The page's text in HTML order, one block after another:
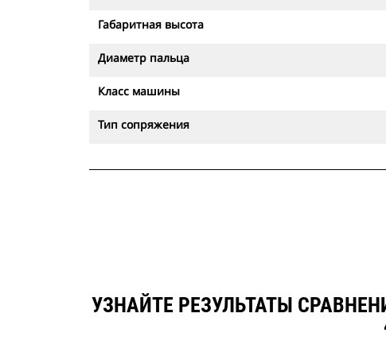
Габаритная высота
Диаметр пальца
Класс машины
Тип сопряжения
УЗНАЙТЕ РЕЗУЛЬТАТЫ